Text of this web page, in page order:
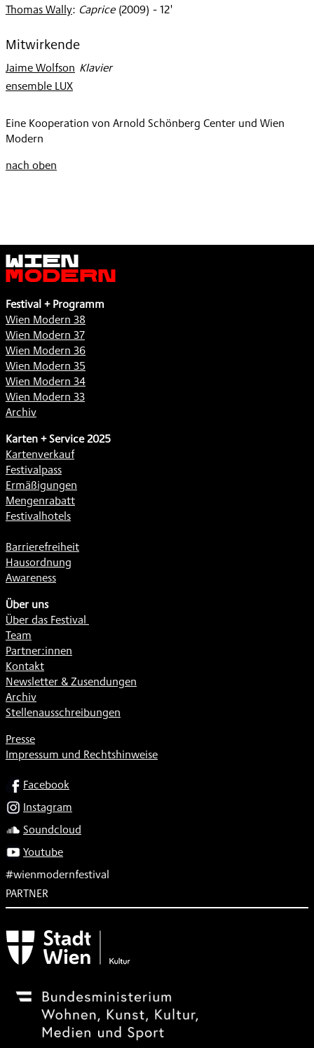
Thomas Wally: Caprice (2009) - 12'
Mitwirkende
Jaime Wolfson: Klavier
ensemble LUX
Eine Kooperation von Arnold Schönberg Center und Wien
Modern
nach oben
Wien
Modern
Festival + Programm
Wien Modern 38
Wien Modern 37
Wien Modern 36
Wien Modern 35
Wien Modern 34
Wien Modern 33
Archiv
Karten + Service 2025
Kartenverkauf
Festivalpass
Ermäßigungen
Mengenrabatt
Festivalhotels
Barrierefreiheit
Hausordnung
Awareness
Über uns
Über das Festival
Team
Partner:innen
Kontakt
Newsletter & Zusendungen
Archiv
Stellenausschreibungen
Presse
Impressum und Rechtshinweise
SOCIALFacebook
Instagram
Soundcloud
Youtube
#wienmodernfestival
PARTNER
Subventionsgeber